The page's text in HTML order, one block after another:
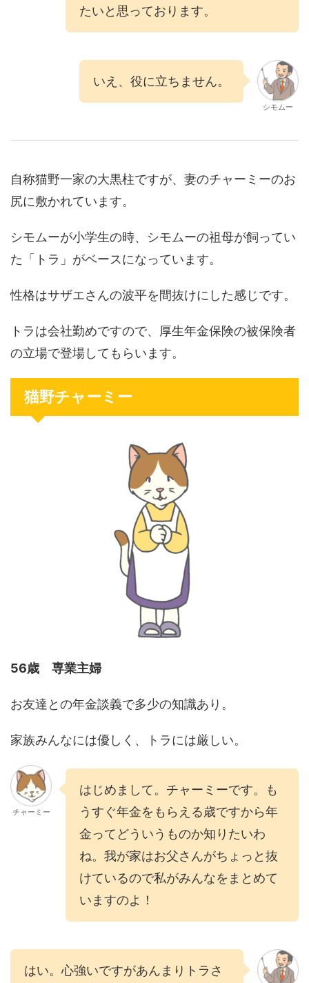
たいと思っております。
いえ、役に立ちません。
シモムー
自称猫野一家の大黒柱ですが、妻のチャーミーのお
尻に敷かれています。
シモムーが小学生の時、シモムーの祖母が飼ってい
た「トラ」がベースになっています。
性格はサザエさんの波平を間抜けにした感じです。
トラは会社勤めですので、厚生年金保険の被保険者
の立場で登場してもらいます。
猫野チャーミー
56歳 専業主婦
お友達との年金談義で多少の知識あり。
家族みんなには優しく、トラには厳しい。
チャーミー
はじめまして。チャーミーです。も
うすぐ年金をもらえる歳ですから年
金ってどういうものか知りたいわ
ね。我が家はお父さんがちょっと抜
けているので私がみんなをまとめて
いますのよ！
はい。心強いですがあんまりトラさ